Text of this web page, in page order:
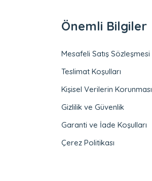
Önemli Bilgiler
Mesafeli Satış Sözleşmesi
Teslimat Koşulları
Kişisel Verilerin Korunması
Gizlilik ve Güvenlik
Garanti ve İade Koşulları
Çerez Politikası